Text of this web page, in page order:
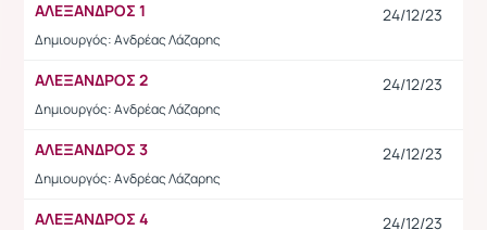
ΑΛΕΞΑΝΔΡΟΣ 1
Δημιουργός: Ανδρέας Λάζαρης
24/12/23
ΑΛΕΞΑΝΔΡΟΣ 2
Δημιουργός: Ανδρέας Λάζαρης
24/12/23
ΑΛΕΞΑΝΔΡΟΣ 3
Δημιουργός: Ανδρέας Λάζαρης
24/12/23
ΑΛΕΞΑΝΔΡΟΣ 4 24/12/23